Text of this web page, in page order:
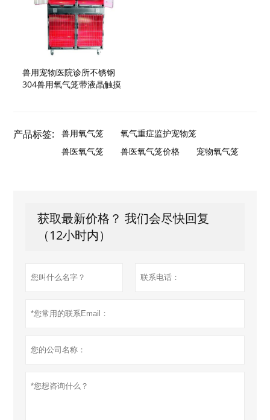
兽用宠物医院诊所不锈钢
304兽用氧气笼带液晶触摸
产品标签: 兽用氧气笼
氧气重症监护宠物笼
兽医氧气笼
兽医氧气笼价格 宠物氧气笼
获取最新价格？ 我们会尽快回复
（12小时内）